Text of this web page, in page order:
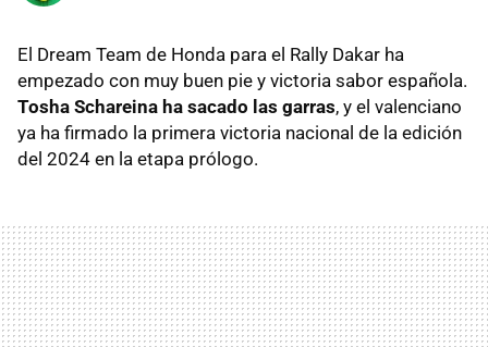
El Dream Team de Honda para el Rally Dakar ha
empezado con muy buen pie y victoria sabor española.
Tosha Schareina ha sacado las garras, y el valenciano
ya ha firmado la primera victoria nacional de la edición
del 2024 en la etapa prólogo.